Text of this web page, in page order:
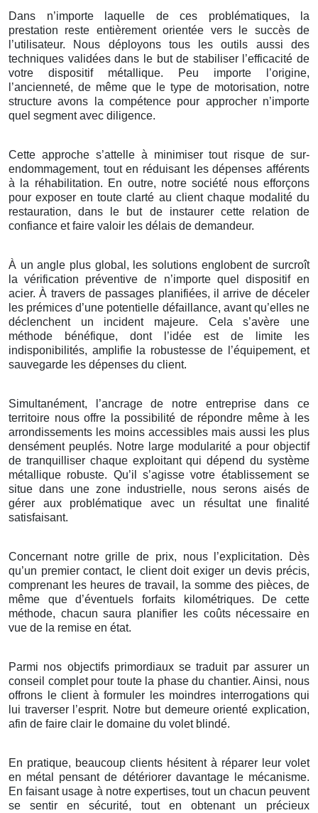
Dans n’importe laquelle de ces problématiques, la
prestation reste entièrement orientée vers le succès de
l’utilisateur. Nous déployons tous les outils aussi des
techniques validées dans le but de stabiliser l’efficacité de
votre dispositif métallique. Peu importe l’origine,
l’ancienneté, de même que le type de motorisation, notre
structure avons la compétence pour approcher n’importe
quel segment avec diligence.
Cette approche s’attelle à minimiser tout risque de sur-
endommagement, tout en réduisant les dépenses afférents
à la réhabilitation. En outre, notre société nous efforçons
pour exposer en toute clarté au client chaque modalité du
restauration, dans le but de instaurer cette relation de
confiance et faire valoir les délais de demandeur.
À un angle plus global, les solutions englobent de surcroît
la vérification préventive de n’importe quel dispositif en
acier. À travers de passages planifiées, il arrive de déceler
les prémices d’une potentielle défaillance, avant qu’elles ne
déclenchent un incident majeure. Cela s’avère une
méthode bénéfique, dont l’idée est de limite les
indisponibilités, amplifie la robustesse de l’équipement, et
sauvegarde les dépenses du client.
Simultanément, l’ancrage de notre entreprise dans ce
territoire nous offre la possibilité de répondre même à les
arrondissements les moins accessibles mais aussi les plus
densément peuplés. Notre large modularité a pour objectif
de tranquilliser chaque exploitant qui dépend du système
métallique robuste. Qu’il s’agisse votre établissement se
situe dans une zone industrielle, nous serons aisés de
gérer aux problématique avec un résultat une finalité
satisfaisant.
Concernant notre grille de prix, nous l’explicitation. Dès
qu’un premier contact, le client doit exiger un devis précis,
comprenant les heures de travail, la somme des pièces, de
même que d’éventuels forfaits kilométriques. De cette
méthode, chacun saura planifier les coûts nécessaire en
vue de la remise en état.
Parmi nos objectifs primordiaux se traduit par assurer un
conseil complet pour toute la phase du chantier. Ainsi, nous
offrons le client à formuler les moindres interrogations qui
lui traverser l’esprit. Notre but demeure orienté explication,
afin de faire clair le domaine du volet blindé.
En pratique, beaucoup clients hésitent à réparer leur volet
en métal pensant de détériorer davantage le mécanisme.
En faisant usage à notre expertises, tout un chacun peuvent
se sentir en sécurité, tout en obtenant un précieux